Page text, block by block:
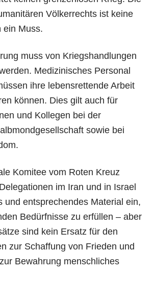
Völkerrechts ist keine
ein Muss.
muss von Kriegshandlungen
Medizinisches Personal
ihre lebensrettende Arbeit
können. Dies gilt auch für
und Kollegen bei der
sowie bei
Komitee vom Roten Kreuz
im Iran und in Israel
und entsprechendes Material ein,
Bedürfnisse zu erfüllen – aber
sind kein Ersatz für den
zur Schaffung von Frieden und
Bewahrung menschliches